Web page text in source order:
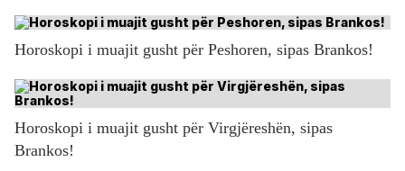
Horoskopi i muajit gusht për Peshoren, sipas Brankos!
Horoskopi i muajit gusht për Virgjëreshën, sipas
Brankos!